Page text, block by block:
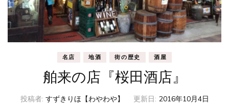
名店 地酒 街の歴史 酒屋
舶来の店『桜田酒店』
投稿者: すずきりほ【わやわや】 更新日: 2016年10月4日